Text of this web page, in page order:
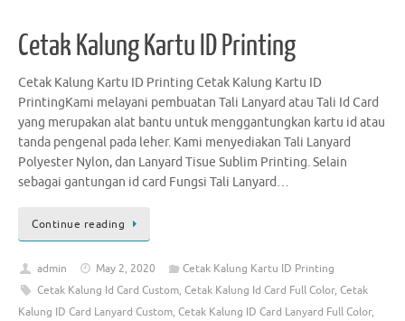
Cetak Kalung Kartu ID Printing
Cetak Kalung Kartu ID Printing Cetak Kalung Kartu ID
PrintingKami melayani pembuatan Tali Lanyard atau Tali Id Card
yang merupakan alat bantu untuk menggantungkan kartu id atau
tanda pengenal pada leher. Kami menyediakan Tali Lanyard
Polyester Nylon, dan Lanyard Tisue Sublim Printing. Selain
sebagai gantungan id card Fungsi Tali Lanyard…
Continue reading
admin May 2, 2020
Cetak Kalung Kartu ID Printing
Cetak Kalung Id Card Custom, Cetak Kalung Id Card Full Color, Cetak
Kalung ID Card Lanyard Custom, Cetak Kalung ID Card Lanyard Full Color,